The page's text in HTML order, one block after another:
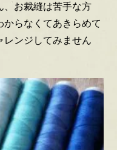
、お裁縫は苦手な方
らなくてあきらめて
レンジしてみません